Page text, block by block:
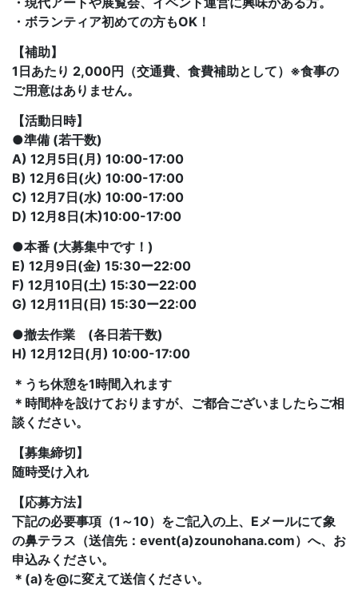
・ボランティア初めての方もOK！
【補助】
1日あたり 2,000円（交通費、食費補助として）※食事の
ご用意はありません。
【活動日時】
●準備 (若干数)
A) 12月5日(月) 10:00-17:00
B) 12月6日(火) 10:00-17:00
C) 12月7日(水) 10:00-17:00
D) 12月8日(木)10:00-17:00
●本番 (大募集中です！)
E) 12月9日(金) 15:30ー22:00
F) 12月10日(土) 15:30ー22:00
G) 12月11日(日) 15:30ー22:00
●撤去作業 (各日若干数)
H) 12月12日(月) 10:00-17:00
＊うち休憩を1時間入れます
＊時間枠を設けておりますが、ご都合ございましたらご相
談ください。
【募集締切】
随時受け入れ
【応募方法】
下記の必要事項（1～10）をご記入の上、Eメールにて象
の鼻テラス（送信先：event(a)zounohana.com）へ、お
申込みください。
＊(a)を@に変えて送信ください。